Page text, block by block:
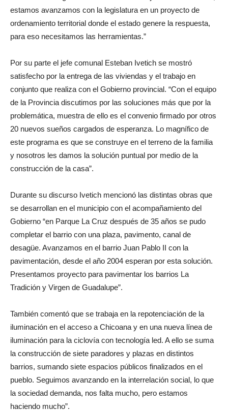
estamos avanzamos con la legislatura en un proyecto de
ordenamiento territorial donde el estado genere la respuesta,
para eso necesitamos las herramientas.”
Por su parte el jefe comunal Esteban Ivetich se mostró
satisfecho por la entrega de las viviendas y el trabajo en
conjunto que realiza con el Gobierno provincial. “Con el equipo
de la Provincia discutimos por las soluciones más que por la
problemática, muestra de ello es el convenio firmado por otros
20 nuevos sueños cargados de esperanza. Lo magnífico de
este programa es que se construye en el terreno de la familia
y nosotros les damos la solución puntual por medio de la
construcción de la casa”.
Durante su discurso Ivetich mencionó las distintas obras que
se desarrollan en el municipio con el acompañamiento del
Gobierno “en Parque La Cruz después de 35 años se pudo
completar el barrio con una plaza, pavimento, canal de
desagüe. Avanzamos en el barrio Juan Pablo II con la
pavimentación, desde el año 2004 esperan por esta solución.
Presentamos proyecto para pavimentar los barrios La
Tradición y Virgen de Guadalupe”.
También comentó que se trabaja en la repotenciación de la
iluminación en el acceso a Chicoana y en una nueva línea de
iluminación para la ciclovía con tecnología led. A ello se suma
la construcción de siete paradores y plazas en distintos
barrios, sumando siete espacios públicos finalizados en el
pueblo. Seguimos avanzando en la interrelación social, lo que
la sociedad demanda, nos falta mucho, pero estamos
haciendo mucho”.